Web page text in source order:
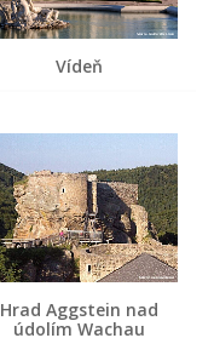
Vídeň
Hrad Aggstein nad
údolím Wachau